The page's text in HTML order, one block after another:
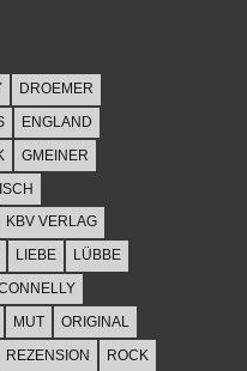
DROEMER
ENGLAND
GMEINER
KBV VERLAG
LIEBE
LÜBBE
MUT
ORIGINAL
REZENSION ROCK